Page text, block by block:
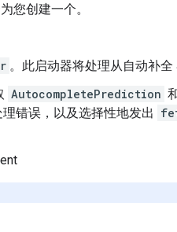
您创建一个。
。此启动器将处理从自动补全
AutocompletePrediction
错误，以及选择性地发出